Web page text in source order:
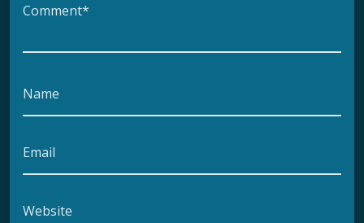
Comment*
Name
Email
Website